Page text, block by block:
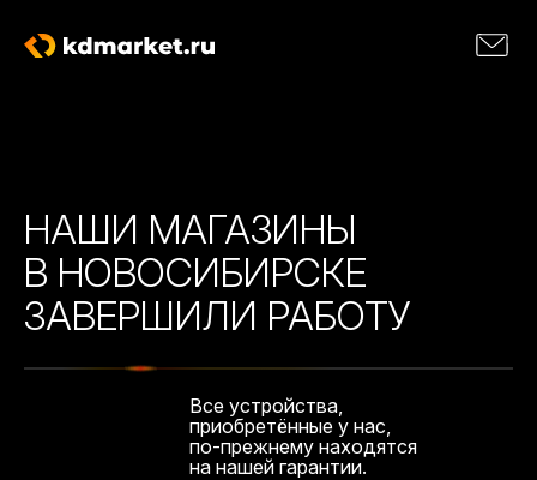
НАШИ МАГАЗИНЫ
В НОВОСИБИРСКЕ
ЗАВЕРШИЛИ РАБОТУ
Все устройства,
приобретённые у нас,
по-прежнему находятся
на нашей гарантии.